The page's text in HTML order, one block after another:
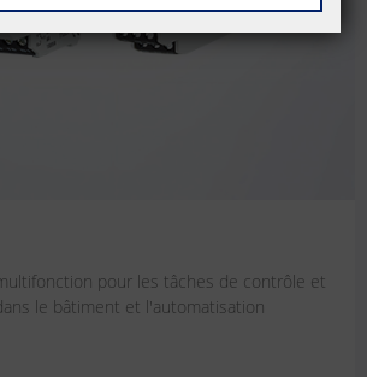
pour les tâches de contrôle et
le bâtiment et l'automatisation